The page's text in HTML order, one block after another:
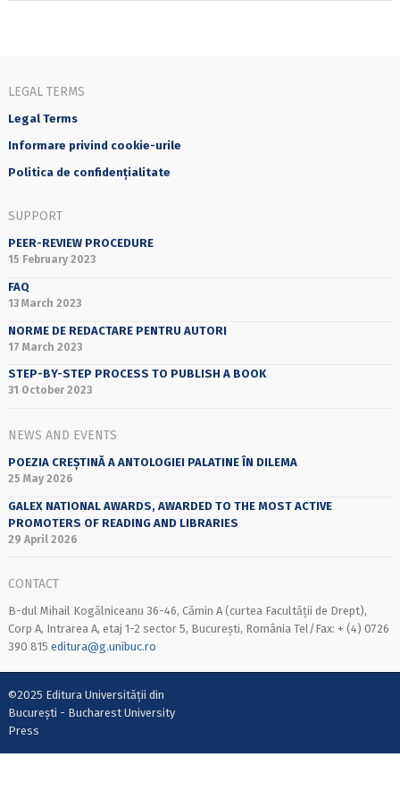
LEGAL TERMS
Legal Terms
Informare privind cookie-urile
Politica de confidențialitate
SUPPORT
PEER-REVIEW PROCEDURE
15 February 2023
FAQ
13 March 2023
NORME DE REDACTARE PENTRU AUTORI
17 March 2023
STEP-BY-STEP PROCESS TO PUBLISH A BOOK
31 October 2023
NEWS AND EVENTS
POEZIA CREȘTINĂ A ANTOLOGIEI PALATINE ÎN DILEMA
25 May 2026
GALEX NATIONAL AWARDS, AWARDED TO THE MOST ACTIVE
PROMOTERS OF READING AND LIBRARIES
29 April 2026
CONTACT
B-dul Mihail Kogălniceanu 36-46, Cămin A (curtea Facultății de Drept),
Corp A, Intrarea A, etaj 1-2 sector 5, București, România Tel/Fax: + (4) 0726
390 815 editura@g.unibuc.ro
©2025 Editura Universității din
București - Bucharest University
Press